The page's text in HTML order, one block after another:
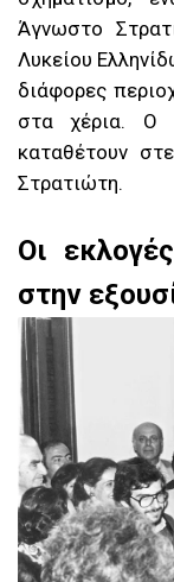
Άγνωστο
Λυκείου
διάφορες
στα χέρια. Ο
καταθέτουν
Στρατιώτη.
Oι
στην